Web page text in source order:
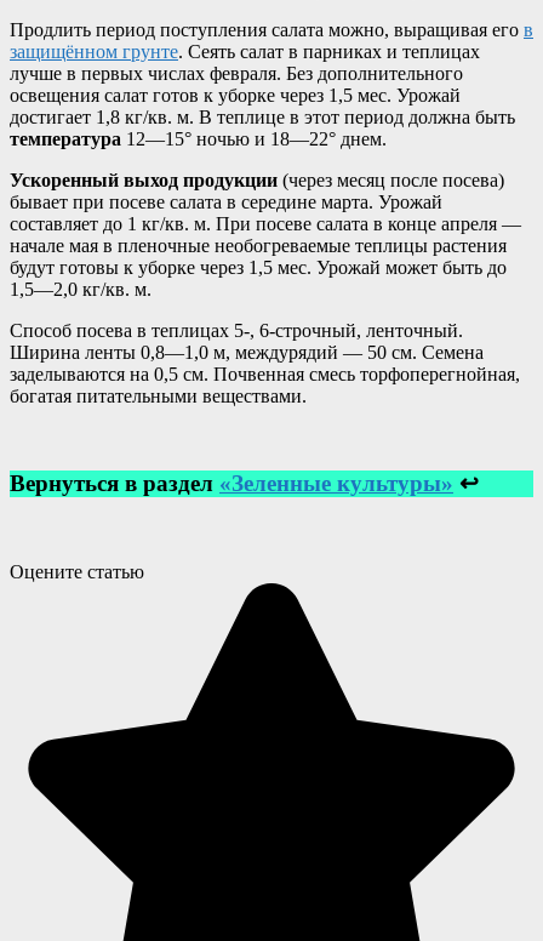
Продлить период поступления салата можно, выращивая его в
защищённом грунте. Сеять салат в парниках и теплицах
лучше в первых числах февраля. Без дополнительного
освещения салат готов к уборке через 1,5 мес. Урожай
достигает 1,8 кг/кв. м. В теплице в этот период должна быть
температура 12—15° ночью и 18—22° днем.
Ускоренный выход продукции (через месяц после посева)
бывает при посеве салата в середине марта. Урожай
составляет до 1 кг/кв. м. При посеве салата в конце апреля —
начале мая в пленочные необогреваемые теплицы растения
будут готовы к уборке через 1,5 мес. Урожай может быть до
1,5—2,0 кг/кв. м.
Способ посева в теплицах 5-, 6-строчный, ленточный.
Ширина ленты 0,8—1,0 м, междурядий — 50 см. Семена
заделываются на 0,5 см. Почвенная смесь торфоперегнойная,
богатая питательными веществами.
Вернуться в раздел «Зеленные культуры» ↩
Оцените статью